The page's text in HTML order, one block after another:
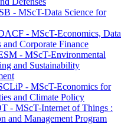
- MScT-Data Science for
- MScT-Economics, Data
and Corporate Finance
- MScT-Environmental
and Sustainability
- MScT-Economics for
and Climate Policy
- MScT-Internet of Things :
and Management Program